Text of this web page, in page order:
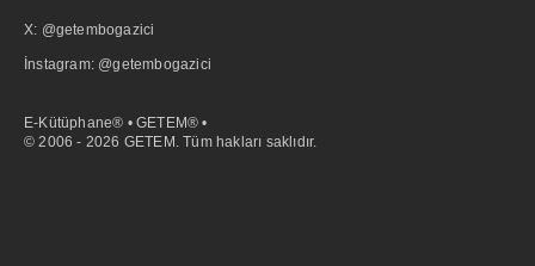
X: @getembogazici
İnstagram: @getembogazici
E-Kütüphane® • GETEM® •
© 2006 - 2026 GETEM. Tüm hakları saklıdır.